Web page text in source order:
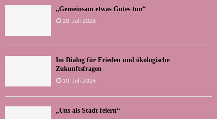
„Gemeinsam etwas Gutes tun“
20. Juli 2026
Im Dialog für Frieden und ökologische
Zukunftsfragen
10. Juli 2026
„Uns als Stadt feiern“